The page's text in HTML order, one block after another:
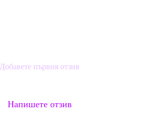
Добавете първия отзив
Напишете отзив